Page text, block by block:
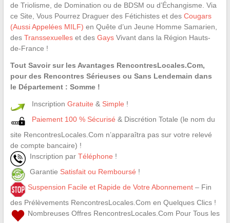
de Triolisme, de Domination ou de BDSM ou d’Échangisme. Via
ce Site, Vous Pourrez Draguer des Fétichistes et des Cougars
(Aussi Appelées MILF) en Quête d’un Jeune Homme Samarien,
des Transsexuelleset des GaysVivant dans la Région Hauts-
de-France !
Tout Savoir sur les Avantages RencontresLocales.Com,
pour des Rencontres Sérieuses ou Sans Lendemain dans
le Département : Somme !
Inscription Gratuite & Simple !
Paiement 100 % Sécurisé & Discrétion Totale (le nom du
site RencontresLocales.Com n’apparaîtra pas sur votre relevé
de compte bancaire) !
Inscription par Téléphone !
Garantie Satisfait ou Remboursé !
Suspension Facile et Rapide de Votre Abonnement– Fin
des Prélèvements RencontresLocales.Com en Quelques Clics !
Nombreuses Offres RencontresLocales.Com Pour Tous les